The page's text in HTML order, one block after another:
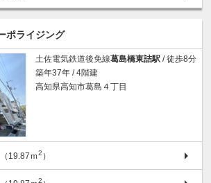
ポライジング
土佐電気鉄道後免線葛島橋東詰駅 / 徒歩8分
築年37年 / 4階建
高知県高知市葛島４丁目
19.87ｍ2 ）
2